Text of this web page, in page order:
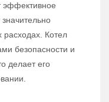
эффективное
расходах. Котел
безопасности и
делает его